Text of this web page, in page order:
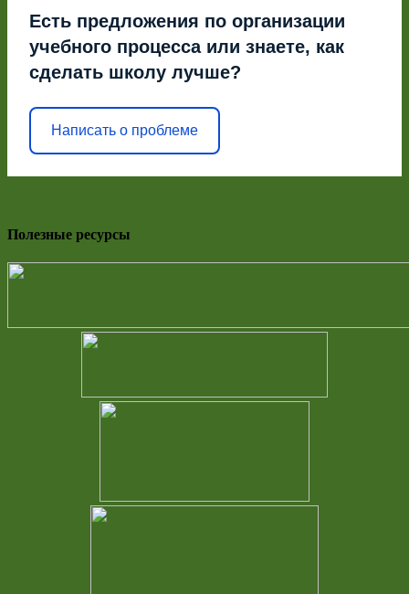
Есть предложения по организации
учебного процесса или знаете, как
сделать школу лучше?
Написать о проблеме
Полезные ресурсы